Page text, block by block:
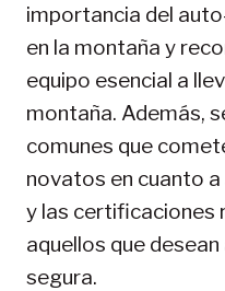
importancia del
en la montaña y
equipo esencial a
montaña. Además,
comunes que
novatos en cuanto
y las certificaciones
aquellos que
segura.